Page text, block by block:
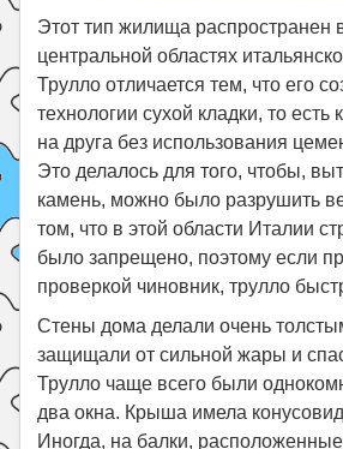
Этот тип жилища распространен
центральной областях
Трулло отличается тем, что его
технологии сухой кладки, то есть
на друга без использования
Это делалось для того, чтобы,
камень, можно было разрушить
том, что в этой области Италии
было запрещено, поэтому если
проверкой чиновник, трулло
Стены дома делали очень
защищали от сильной жары и
Трулло чаще всего были
два окна. Крыша имела
Иногда, на балки,